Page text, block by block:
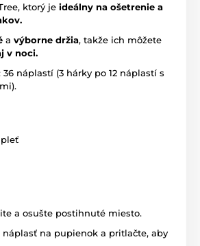
ktorý je ideálny na ošetrenie a
a výborne držia, takže ich môžete
v noci.
náplastí (3 hárky po 12 náplastí s
a osušte postihnuté miesto.
na pupienok a pritlačte, aby